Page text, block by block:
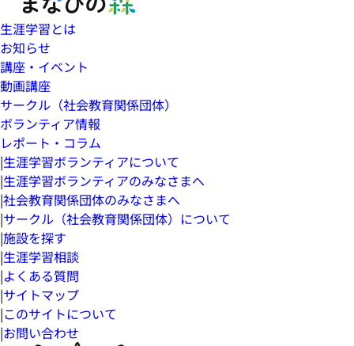
生涯学習とは
お知らせ
講座・イベント
動画講座
サークル（社会教育関係団体）
ボランティア情報
レポート・コラム
|生涯学習ボランティアについて
|生涯学習ボランティアのみなさまへ
|社会教育関係団体のみなさまへ
|サークル（社会教育関係団体）について
|施設を探す
|生涯学習相談
|よくある質問
|サイトマップ
|このサイトについて
|お問い合わせ